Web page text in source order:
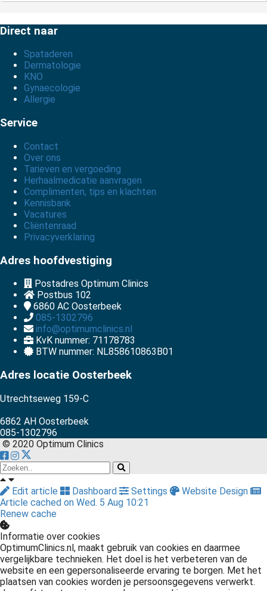
Direct naar
Spataderen
Dermatologie
KNO
Gynaecologie
Allergie
Service
Contact
Over ons
Tarieven en vergoeding
Herhaalmedicatie aanvragen
Complimenten, tips en klachten
Kennisbank
Vacatures
Cliëntenraad
Privacyverklaring
Adres hoofdvestiging
Postadres Optimum Clinics
Postbus 102
6860 AC Oosterbeek
085-1302796
info@optimumclinics.nl
KvK nummer: 71178783
BTW nummer: NL858610863B01
Adres locatie Oosterbeek
Utrechtseweg 159-C
6862 AH Oosterbeek
085-1302796
© 2020 Optimum Clinics
Edit article Dashboard Settings
Website Design
Article cached on Wed. 5 Aug 10:21
Renew cache
Informatie over cookies
OptimumClinics.nl, maakt gebruik van cookies en daarmee
vergelijkbare technieken. Het doel is het verbeteren van de
website en een gepersonaliseerde ervaring te borgen. Met het
plaatsen van cookies worden je persoonsgegevens verwerkt.